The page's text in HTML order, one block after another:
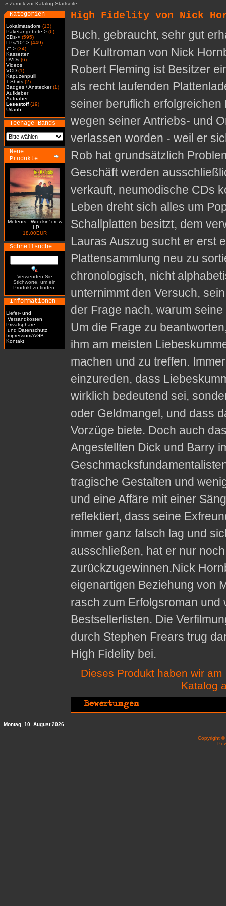
» Zurück zur Katalog-Startseite
Kategorien
Lokalmatadore (13)
Paketangebote-> (6)
CDs-> (595)
LPs/10"-> (449)
7"-> (34)
Kassetten
DVDs (6)
Videos
VCD (1)
Kapuzenpulli
T-Shirts (2)
Badges / Anstecker(1)
Aufkleber
Aufnäher
Lesestoff(19)
Urlaub
Teenage Bands
Neue
Produkte
Meteors - Wreckin' crew
- LP
18.00EUR
Schnellsuche
Verwenden Sie
Stichworte, um ein
Produkt zu finden.
Informationen
Liefer- und
Versandkosten
Privatsphäre
und Datenschutz
Impressum/AGB
Kontakt
High Fidelity von Nick
Buch, gebraucht, sehr gut
Der Kultroman von Nick
Robert Fleming ist Besitzer
als recht laufenden
seiner beruflich erfolgreichen
wegen seiner Antriebs- und
verlassen worden - weil er
Rob hat grundsätzlich
Geschäft werden
verkauft, neumodische CDs
Leben dreht sich alles um
Schallplatten besitzt, dem
Lauras Auszug sucht er erst
Plattensammlung neu zu
chronologisch, nicht
unternimmt den Versuch,
der Frage nach, warum
Um die Frage zu
ihm am meisten
machen und zu treffen.
einzureden, dass
wirklich bedeutend sei,
oder Geldmangel, und dass
Vorzüge biete. Doch auch
Angestellten Dick und Barry
tragische Gestalten und
und eine Affäre mit einer
reflektiert, dass seine
immer ganz falsch lag und
ausschließen, hat er nur
zurückzugewinnen.Nick
eigenartigen Beziehung von
rasch zum Erfolgsroman und
Bestsellerlisten. Die
durch Stephen Frears trug
High Fidelity bei.
Dieses Produkt haben wir
Katalog
Montag, 10. August 2026
Copyright